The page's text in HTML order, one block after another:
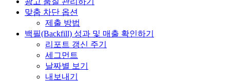
맞춤 차단 옵션
제출 방법
백필(Backfill) 성과 및 매출 확인하기
리포트 갱신 주기
세그먼트
날짜별 보기
내보내기